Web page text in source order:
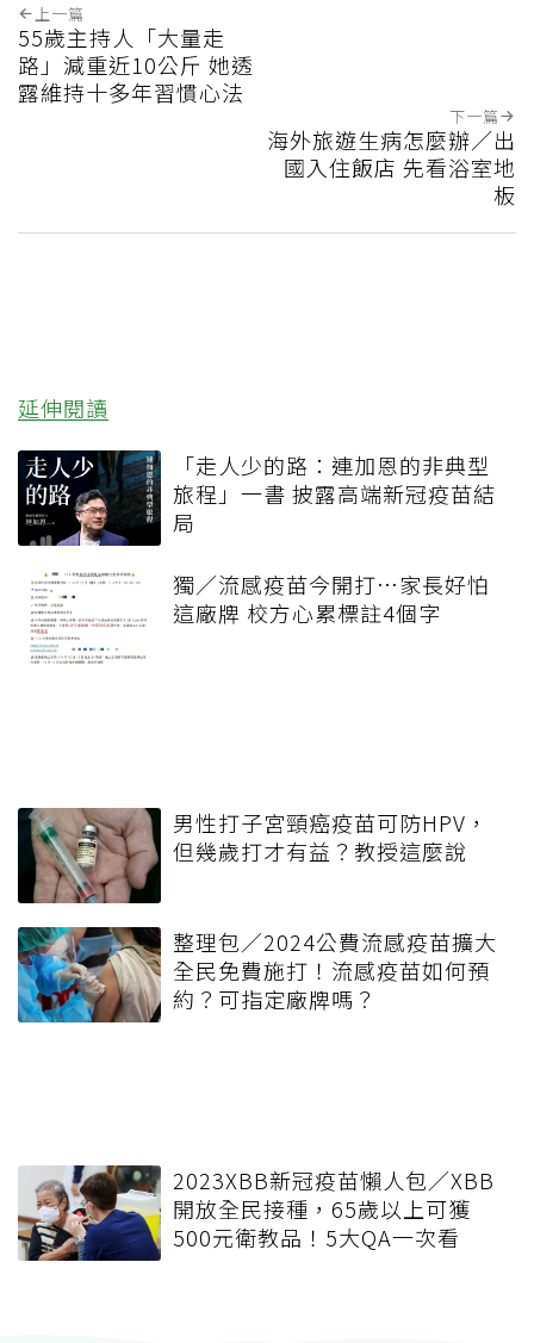
上一篇
55歲主持人「大量走
路」減重近10公斤 她透
露維持十多年習慣心法
下一篇
海外旅遊生病怎麼辦／出
國入住飯店 先看浴室地
板
延伸閱讀
「走人少的路：連加恩的非典型
旅程」一書 披露高端新冠疫苗結
局
獨／流感疫苗今開打…家長好怕
這廠牌 校方心累標註4個字
男性打子宮頸癌疫苗可防HPV，
但幾歲打才有益？教授這麼說
整理包／2024公費流感疫苗擴大
全民免費施打！流感疫苗如何預
約？可指定廠牌嗎？
2023XBB新冠疫苗懶人包／XBB
開放全民接種，65歲以上可獲
500元衛教品！5大QA一次看